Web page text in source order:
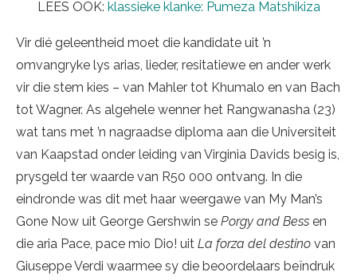
LEES OOK: klassieke klanke: Pumeza Matshikiza
Vir dié geleentheid moet die kandidate uit ’n
omvangryke lys arias, lieder, resitatiewe en ander werk
vir die stem kies – van Mahler tot Khumalo en van Bach
tot Wagner. As algehele wenner het Rangwanasha (23)
wat tans met ’n nagraadse diploma aan die Universiteit
van Kaapstad onder leiding van Virginia Davids besig is,
prysgeld ter waarde van R50 000 ontvang. In die
eindronde was dit met haar weergawe van My Man’s
Gone Now uit George Gershwin se Porgy and Bess en
die aria Pace, pace mio Dio! uit La forza del destino van
Giuseppe Verdi waarmee sy die beoordelaars beïndruk